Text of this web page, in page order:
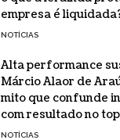
empresa é
NOTÍCIAS
Alta performance
Márcio Alaor de
mito que confunde
com resultado no
NOTÍCIAS